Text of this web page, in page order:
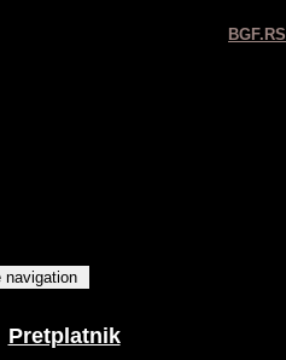
BGF.RS
navigation
Pretplatnik